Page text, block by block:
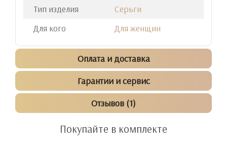
Тип изделия
Серьги
Для кого
Для женщин
Оплата и доставка
Гарантии и сервис
Отзывов (1)
Покупайте в комплекте